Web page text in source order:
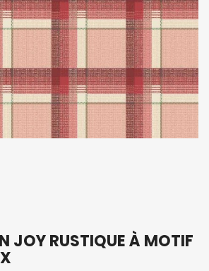
JOY RUSTIQUE À MOTIF